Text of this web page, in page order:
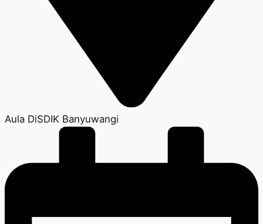
Aula DiSDIK Banyuwangi